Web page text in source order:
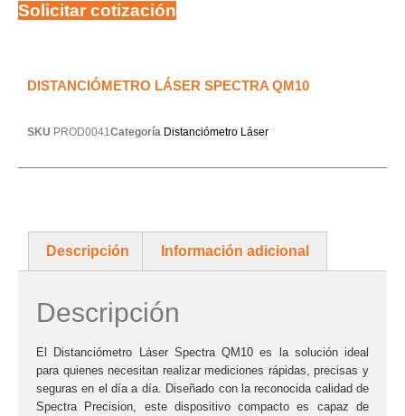
Solicitar cotización
DISTANCIÓMETRO LÁSER SPECTRA QM10
SKU PROD0041Categoría Distanciómetro Láser
Descripción Información adicional
Descripción
El Distanciómetro Láser Spectra QM10 es la solución ideal
para quienes necesitan realizar mediciones rápidas, precisas y
seguras en el día a día. Diseñado con la reconocida calidad de
Spectra Precision, este dispositivo compacto es capaz de